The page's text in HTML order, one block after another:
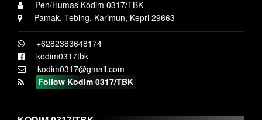
Pen/Humas Kodim 0317/TBK
Pamak, Tebing, Karimun, Kepri 29663
+6282383648174
kodim0317tbk
kodim0317@gmail.com
Follow Kodim 0317/TBK